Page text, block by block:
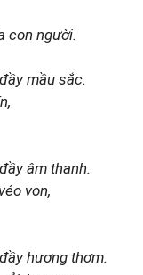
con người.
mầu sắc.
âm thanh.
von,
hương thơm.